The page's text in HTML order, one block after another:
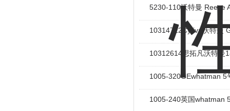
5230-110沃特曼 Reeve
10314712Cytiva沃特曼
10312614思拓凡沃特曼
1005-320GEwhatman 5
1005-240英国whatman